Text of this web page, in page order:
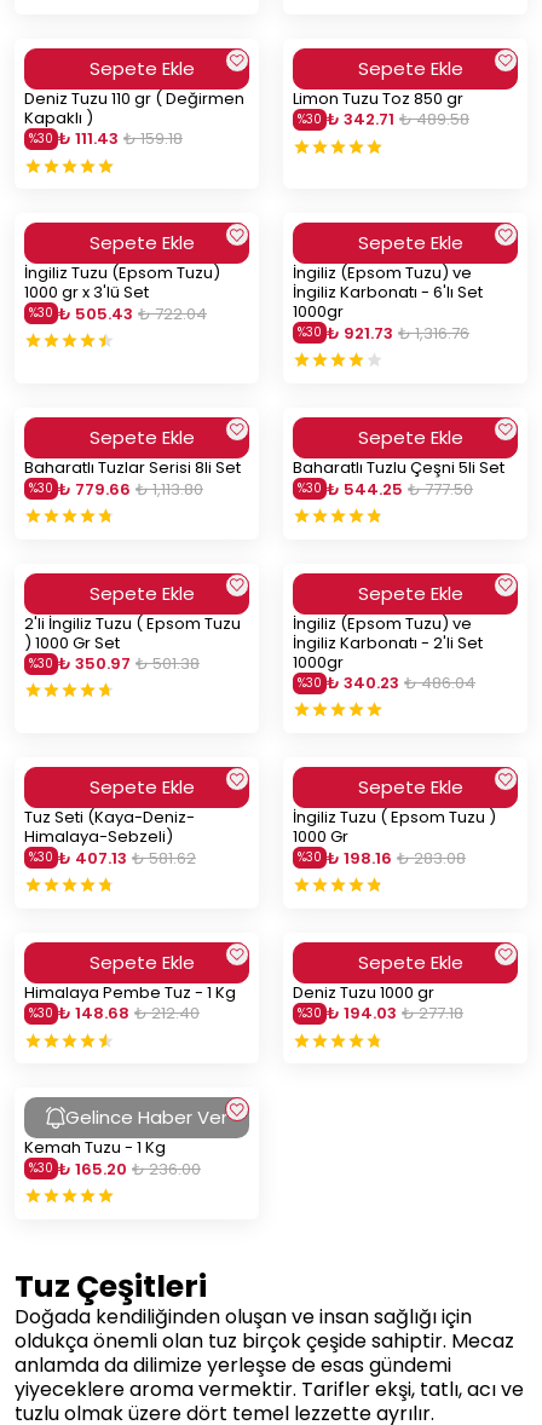
Sepete Ekle
Deniz Tuzu 110 gr ( Değirmen
Kapaklı )
%30 ₺ 111.43 ₺ 159.18
Sepete Ekle
Limon Tuzu Toz 850 gr
%30 ₺ 342.71 ₺ 489.58
Sepete Ekle
İngiliz Tuzu (Epsom Tuzu)
1000 gr x 3'lü Set
%30 ₺ 505.43 ₺ 722.04
Sepete Ekle
İngiliz (Epsom Tuzu) ve
İngiliz Karbonatı - 6'lı Set
1000gr
%30 ₺ 921.73 ₺ 1,316.76
Sepete Ekle
Baharatlı Tuzlar Serisi 8li Set
%30 ₺ 779.66 ₺ 1,113.80
Sepete Ekle
Baharatlı Tuzlu Çeşni 5li Set
%30 ₺ 544.25 ₺ 777.50
Sepete Ekle
2'li İngiliz Tuzu ( Epsom Tuzu
) 1000 Gr Set
%30 ₺ 350.97 ₺ 501.38
Sepete Ekle
İngiliz (Epsom Tuzu) ve
İngiliz Karbonatı - 2'li Set
1000gr
%30 ₺ 340.23 ₺ 486.04
Sepete Ekle
Tuz Seti (Kaya-Deniz-
Himalaya-Sebzeli)
%30 ₺ 407.13 ₺ 581.62
Sepete Ekle
İngiliz Tuzu ( Epsom Tuzu )
1000 Gr
%30 ₺ 198.16 ₺ 283.08
Sepete Ekle
Himalaya Pembe Tuz - 1 Kg
%30 ₺ 148.68 ₺ 212.40
Sepete Ekle
Deniz Tuzu 1000 gr
%30 ₺ 194.03 ₺ 277.18
Gelince Haber Ver
Kemah Tuzu - 1 Kg
%30 ₺ 165.20 ₺ 236.00
Tuz Çeşitleri
Doğada kendiliğinden oluşan ve insan sağlığı için
oldukça önemli olan tuz birçok çeşide sahiptir. Mecaz
anlamda da dilimize yerleşse de esas gündemi
yiyeceklere aroma vermektir. Tarifler ekşi, tatlı, acı ve
tuzlu olmak üzere dört temel lezzette ayrılır.